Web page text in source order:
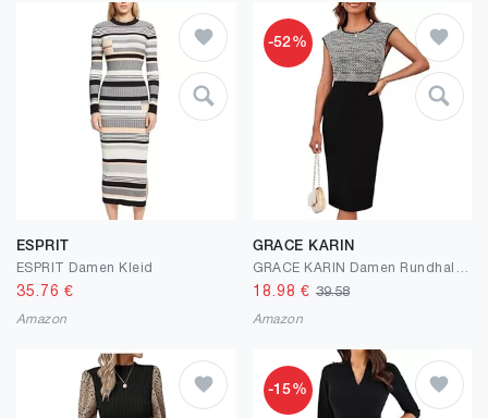
ESPRIT
ESPRIT Damen Kleid
35.76 €
Amazon
-52%
GRACE KARIN
18.98 € 39.58
Amazon
-15%